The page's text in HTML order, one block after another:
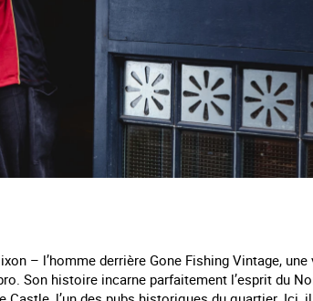
– l’homme derrière Gone Fishing Vintage,
Son histoire incarne parfaitement l’esprit du